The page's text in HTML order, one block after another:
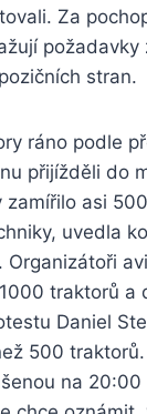
Za
požadavky
stran.
ráno podle
přijížděli do
zamířilo asi
uvedla
Organizátoři
traktorů a
Daniel
500
na